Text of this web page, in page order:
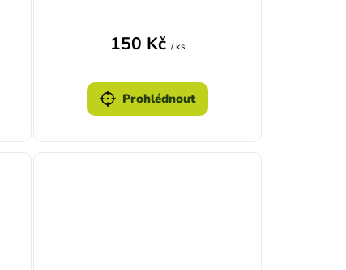
150 Kč / ks
Prohlédnout